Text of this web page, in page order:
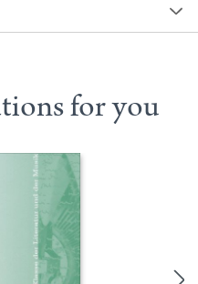
for you